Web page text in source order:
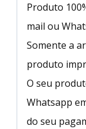
Produto
mail ou
Somente a
produto
O seu
Whatsapp
do seu